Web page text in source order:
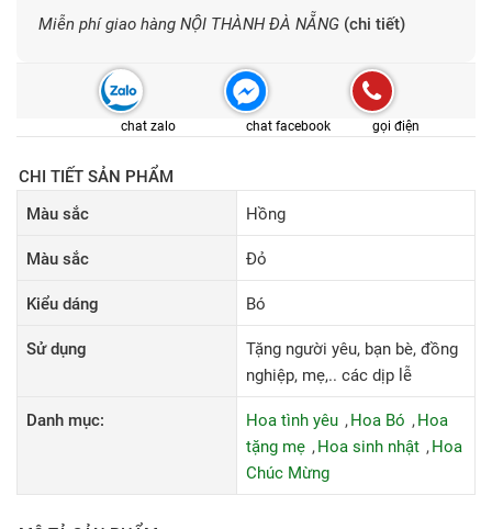
Miễn phí giao hàng NỘI THÀNH ĐÀ NẴNG (chi tiết)
chat zalo chat facebook gọi điện
CHI TIẾT SẢN PHẨM
Màu sắc
Hồng
Màu sắc Đỏ
Kiểu dáng Bó
Sử dụng
Tặng người yêu, bạn bè, đồng
nghiệp, mẹ,.. các dịp lễ
Danh mục: Hoa tình yêu Hoa Bó
Hoa
tặng mẹ
Hoa sinh nhật
Hoa
Chúc Mừng